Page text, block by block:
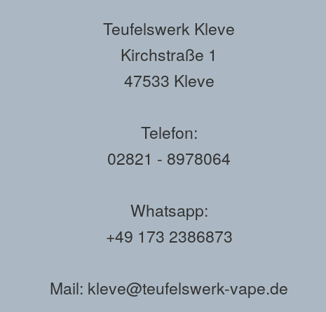
Teufelswerk Kleve
Kirchstraße 1
47533 Kleve
Telefon:
02821 - 8978064
Whatsapp:
+49 173 2386873
Mail: kleve@teufelswerk-vape.de